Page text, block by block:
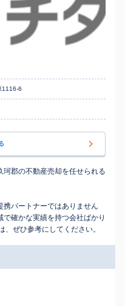
1116-6
郡の不動産売却を任せられる
携パートナーではありません
確かな実績を持つ会社ばかり
ぜひ参考にしてください。